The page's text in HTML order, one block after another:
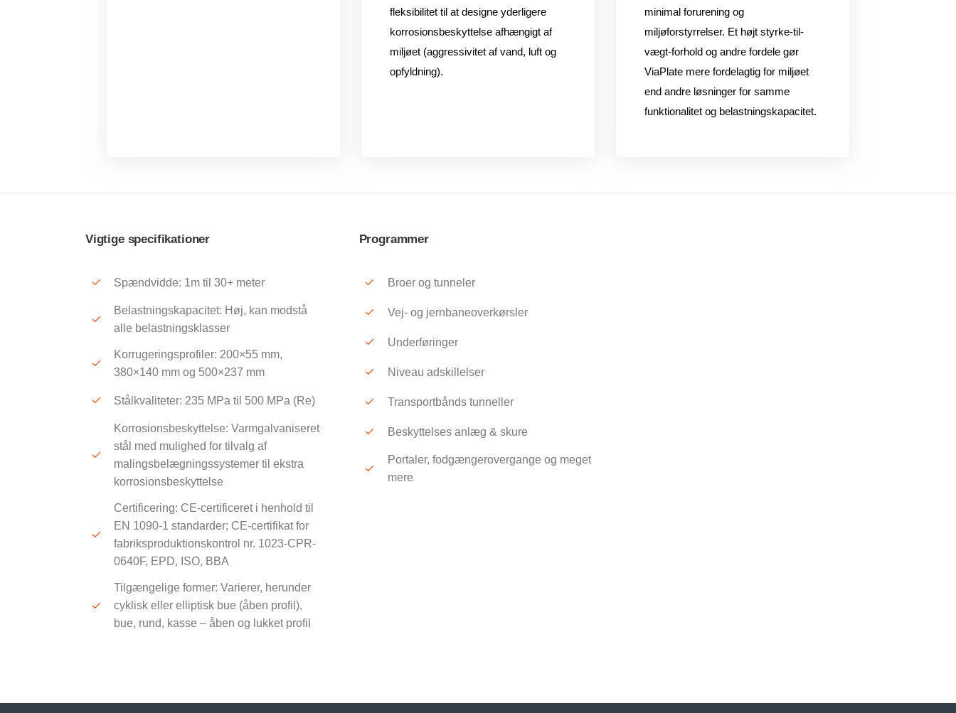
fleksibilitet til at designe yderligere
korrosionsbeskyttelse afhængigt af
miljøet (aggressivitet af vand, luft og
opfyldning).
minimal forurening og
miljøforstyrrelser. Et højt styrke-til-
vægt-forhold og andre fordele gør
ViaPlate mere fordelagtig for miljøet
end andre løsninger for samme
funktionalitet og belastningskapacitet.
Vigtige specifikationer
Spændvidde: 1m til 30+ meter
Belastningskapacitet: Høj, kan modstå
alle belastningsklasser
Korrugeringsprofiler: 200×55 mm,
380×140 mm og 500×237 mm
Stålkvaliteter: 235 MPa til 500 MPa (Re)
Korrosionsbeskyttelse: Varmgalvaniseret
stål med mulighed for tilvalg af
malingsbelægningssystemer til ekstra
korrosionsbeskyttelse
Certificering: CE-certificeret i henhold til
EN 1090-1 standarder; CE-certifikat for
fabriksproduktionskontrol nr. 1023-CPR-
0640F, EPD, ISO, BBA
Tilgængelige former: Varierer, herunder
cyklisk eller elliptisk bue (åben profil),
bue, rund, kasse – åben og lukket profil
Programmer
Broer og tunneler
Vej- og jernbaneoverkørsler
Underføringer
Niveau adskillelser
Transportbånds tunneller
Beskyttelses anlæg & skure
Portaler, fodgængerovergange og meget
mere